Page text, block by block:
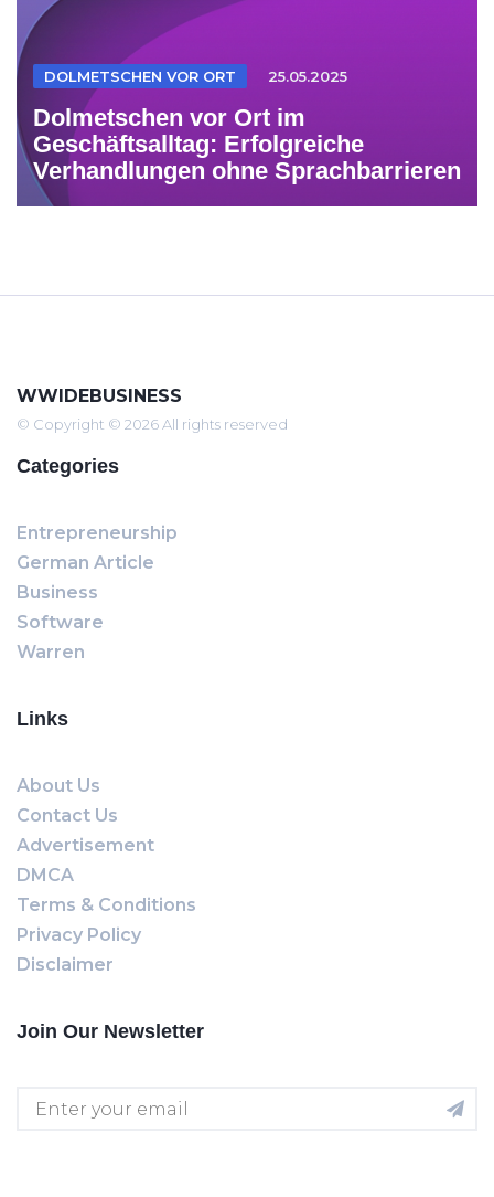
DOLMETSCHEN VOR ORT 25.05.2025
Dolmetschen vor Ort im
Geschäftsalltag: Erfolgreiche
Verhandlungen ohne Sprachbarrieren
WWIDEBUSINESS
© Copyright © 2026 All rights reserved
Categories
Entrepreneurship
German Article
Business
Software
Warren
Links
About Us
Contact Us
Advertisement
DMCA
Terms & Conditions
Privacy Policy
Disclaimer
Join Our Newsletter